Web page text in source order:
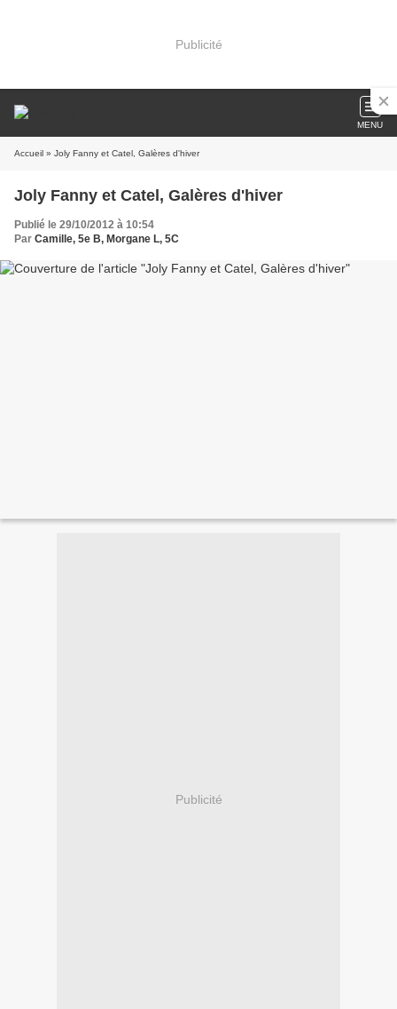
Publicité
MENU
Accueil » Joly Fanny et Catel, Galères d'hiver
Joly Fanny et Catel, Galères d'hiver
Publié le 29/10/2012 à 10:54
Par Camille, 5e B, Morgane L, 5C
Publicité